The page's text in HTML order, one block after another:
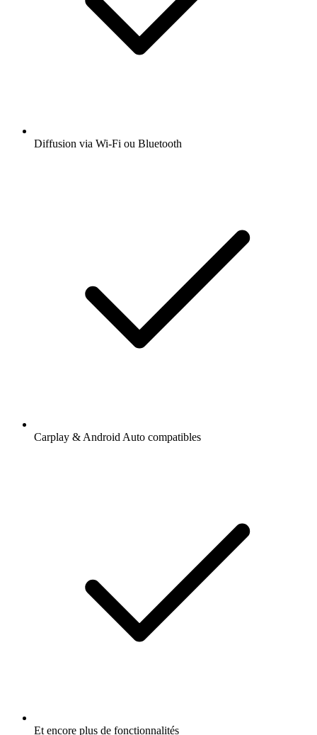
Diffusion via Wi-Fi ou Bluetooth
Carplay & Android Auto compatibles
Et encore plus de fonctionnalités